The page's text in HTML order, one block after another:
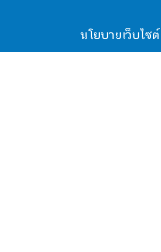
นโยบายเว็บไซต์